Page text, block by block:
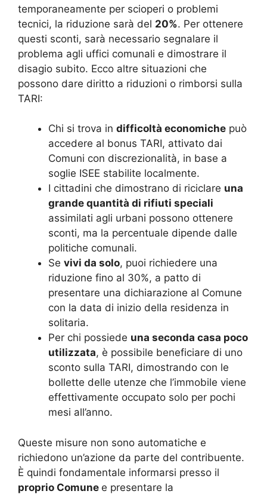
temporaneamente per scioperi o problemi
tecnici, la riduzione sarà del 20%. Per ottenere
questi sconti, sarà necessario segnalare il
problema agli uffici comunali e dimostrare il
disagio subito. Ecco altre situazioni che
possono dare diritto a riduzioni o rimborsi sulla
TARI:
Chi si trova in difficoltà economiche può
accedere al bonus TARI, attivato dai
Comuni con discrezionalità, in base a
soglie ISEE stabilite localmente.
I cittadini che dimostrano di riciclare una
grande quantità di rifiuti speciali
assimilati agli urbani possono ottenere
sconti, ma la percentuale dipende dalle
politiche comunali.
Se vivi da solo, puoi richiedere una
riduzione fino al 30%, a patto di
presentare una dichiarazione al Comune
con la data di inizio della residenza in
solitaria.
Per chi possiede una seconda casa poco
utilizzata, è possibile beneficiare di uno
sconto sulla TARI, dimostrando con le
bollette delle utenze che l’immobile viene
effettivamente occupato solo per pochi
mesi all’anno.
Queste misure non sono automatiche e
richiedono un’azione da parte del contribuente.
È quindi fondamentale informarsi presso il
proprio Comune e presentare la